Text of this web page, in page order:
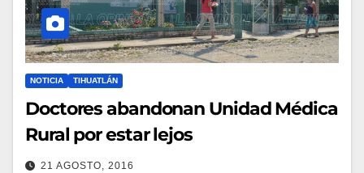
NOTICIA TIHUATLÁN
Doctores abandonan Unidad Médica
Rural por estar lejos
21 AGOSTO, 2016